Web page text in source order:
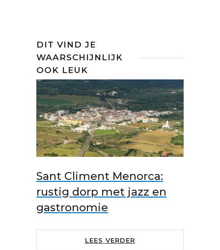
DIT VIND JE
WAARSCHIJNLIJK
OOK LEUK
Sant Climent Menorca:
rustig dorp met jazz en
gastronomie
LEES VERDER